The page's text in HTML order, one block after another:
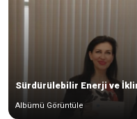
Sürdürülebilir Enerji ve
Albümü Görüntüle